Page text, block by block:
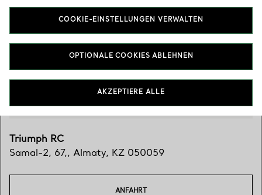
Besuchen Sie uns
Triumph RC
Samal-2, 67,, Almaty, KZ 050059
ANFAHRT
COOKIE-EINSTELLUNGEN VERWALTEN
OPTIONALE COOKIES ABLEHNEN
AKZEPTIERE ALLE